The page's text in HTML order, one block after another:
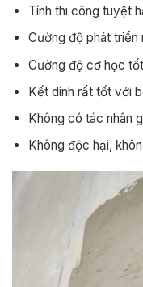
Tính thi công tuyệt
Cường độ phát triển
Cường độ cơ học
Kết dính rất tốt với
Không có tác nhân
Không độc hại,